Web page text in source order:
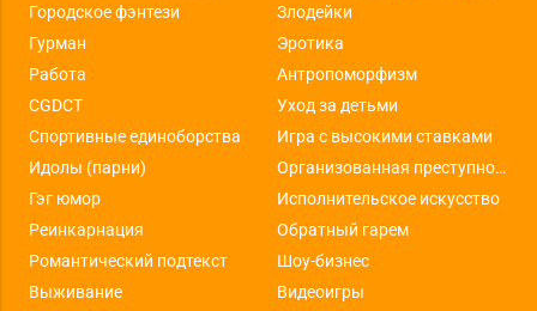
Городское фэнтези
Злодейки
Гурман
Эротика
Работа
Антропоморфизм
CGDCT
Уход за детьми
Спортивные единоборства
Игра с высокими ставками
Идолы (парни)
Организованная преступность
Гэг юмор
Исполнительское искусство
Реинкарнация
Обратный гарем
Романтический подтекст
Шоу-бизнес
Выживание
Видеоигры